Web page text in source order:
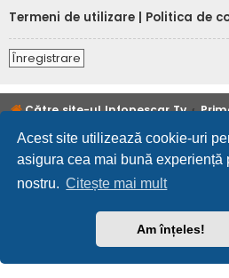
Acest site utilizează cookie-uri
asigura cea mai bună experiență
nostru. Citește mai mult
Am înțeles!
Termeni de utilizare
Politica de
Înregistrare
Către site-ul Infopescar Tv